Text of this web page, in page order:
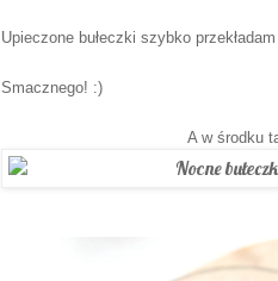
Upieczone bułeczki szybko
Smacznego! :)
A w środku